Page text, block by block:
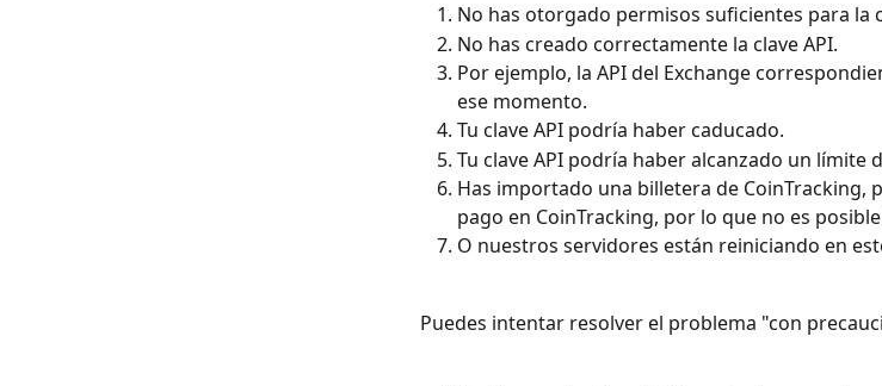
No has otorgado permisos suficientes para la
No has creado correctamente la clave API.
Por ejemplo, la API del Exchange
ese momento.
Tu clave API podría haber caducado.
Tu clave API podría haber alcanzado un límite
Has importado una billetera de CoinTracking,
pago en CoinTracking, por lo que no es
O nuestros servidores están reiniciando en
Puedes intentar resolver el problema "con